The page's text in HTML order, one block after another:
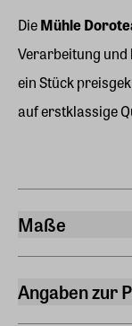
DieMühle
Verarbeitung und
ein Stück
auf erstklassige
Maße
Höhe
Angaben zur